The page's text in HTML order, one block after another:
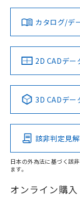
上、n: 45mm以上
検出領域
ダウンロードデー
みください。
ソフトウェアの使用
対応済み
中国 RoHS 注意
Pb
在庫等で未対応品
LR型式承認
（イギリス
船舶規格）
No
その他の認
カタログ/デ
2D CADデー
3D CADデー
該非判定見
日本の外為法に基づく該
ます。
オンライン購入